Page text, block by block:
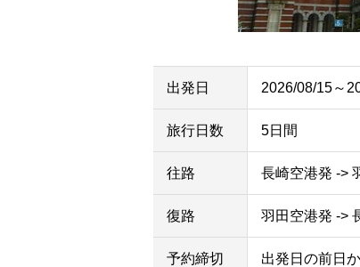
出発日 2026/08/15～
旅行日数 5日間
往路 長崎空港発 ->
復路 羽田空港発 ->
予約締切 出発日の前日